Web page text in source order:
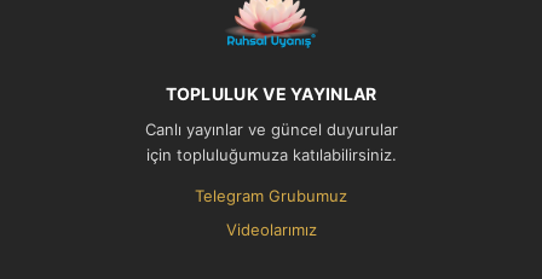
TOPLULUK VE YAYINLAR
Canlı yayınlar ve güncel duyurular
için topluluğumuza katılabilirsiniz.
Telegram Grubumuz
Videolarımız